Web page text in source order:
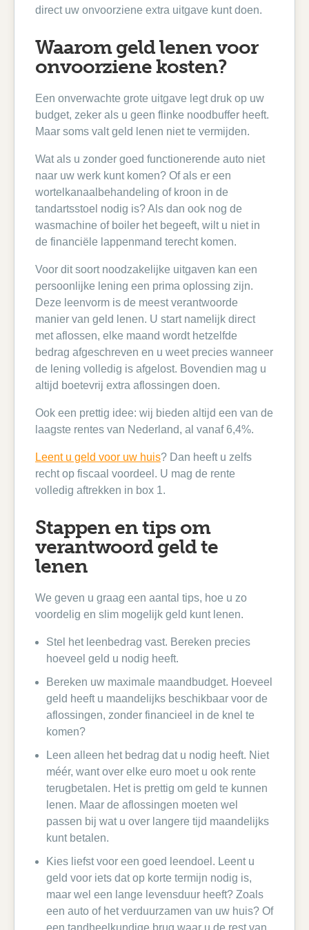
direct uw onvoorziene extra uitgave kunt doen.
Waarom geld lenen voor
onvoorziene kosten?
Een onverwachte grote uitgave legt druk op uw
budget, zeker als u geen flinke noodbuffer heeft.
Maar soms valt geld lenen niet te vermijden.
Wat als u zonder goed functionerende auto niet
naar uw werk kunt komen? Of als er een
wortelkanaalbehandeling of kroon in de
tandartsstoel nodig is? Als dan ook nog de
wasmachine of boiler het begeeft, wilt u niet in
de financiële lappenmand terecht komen.
Voor dit soort noodzakelijke uitgaven kan een
persoonlijke lening een prima oplossing zijn.
Deze leenvorm is de meest verantwoorde
manier van geld lenen. U start namelijk direct
met aflossen, elke maand wordt hetzelfde
bedrag afgeschreven en u weet precies wanneer
de lening volledig is afgelost. Bovendien mag u
altijd boetevrij extra aflossingen doen.
Ook een prettig idee: wij bieden altijd een van de
laagste rentes van Nederland, al vanaf 6,4%.
Leent u geld voor uw huis? Dan heeft u zelfs
recht op fiscaal voordeel. U mag de rente
volledig aftrekken in box 1.
Stappen en tips om
verantwoord geld te
lenen
We geven u graag een aantal tips, hoe u zo
voordelig en slim mogelijk geld kunt lenen.
Stel het leenbedrag vast. Bereken precies
hoeveel geld u nodig heeft.
Bereken uw maximale maandbudget. Hoeveel
geld heeft u maandelijks beschikbaar voor de
aflossingen, zonder financieel in de knel te
komen?
Leen alleen het bedrag dat u nodig heeft. Niet
méér, want over elke euro moet u ook rente
terugbetalen. Het is prettig om geld te kunnen
lenen. Maar de aflossingen moeten wel
passen bij wat u over langere tijd maandelijks
kunt betalen.
Kies liefst voor een goed leendoel. Leent u
geld voor iets dat op korte termijn nodig is,
maar wel een lange levensduur heeft? Zoals
een auto of het verduurzamen van uw huis? Of
een tandheelkundige brug waar u de rest van